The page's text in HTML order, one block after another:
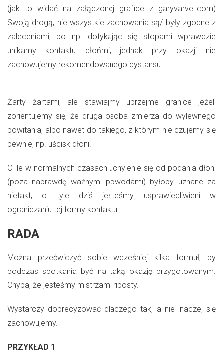
(jak to widać na załączonej grafice z garyvarvel.com)
Swoją drogą, nie wszystkie zachowania są/ były zgodne z
zaleceniami, bo np. dotykając się stopami wprawdzie
unikamy kontaktu dłońmi, jednak przy okazji nie
zachowujemy rekomendowanego dystansu.
Żarty żartami, ale stawiajmy uprzejme granice jeżeli
zorientujemy się, że druga osoba zmierza do wylewnego
powitania, albo nawet do takiego, z którym nie czujemy się
pewnie, np. uścisk dłoni.
O ile w normalnych czasach uchylenie się od podania dłoni
(poza naprawdę ważnymi powodami) byłoby uznane za
nietakt, o tyle dziś jesteśmy usprawiedliwieni w
ograniczaniu tej formy kontaktu.
RADA
Można przećwiczyć sobie wcześniej kilka formuł, by
podczas spotkania być na taką okazję przygotowanym.
Chyba, że jesteśmy mistrzami riposty.
Wystarczy doprecyzować dlaczego tak, a nie inaczej się
zachowujemy.
PRZYKŁAD 1